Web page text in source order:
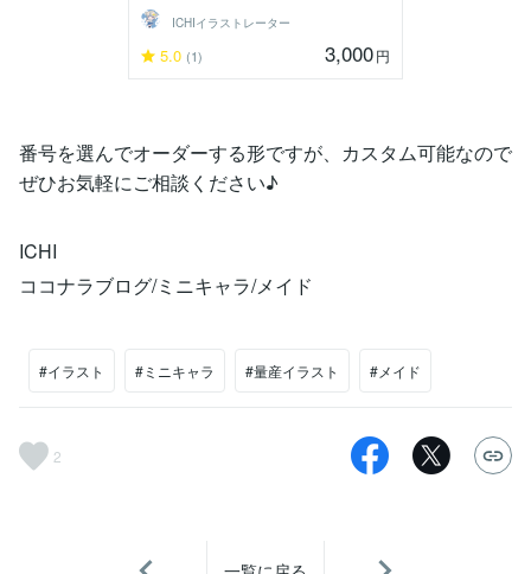
ICHIイラストレーター
5.0 (1) 3,000円
番号を選んでオーダーする形ですが、カスタム可能なので
ぜひお気軽にご相談ください♪
ICHI
ココナラブログ/ミニキャラ/メイド
#イラスト #ミニキャラ #量産イラスト #メイド
2